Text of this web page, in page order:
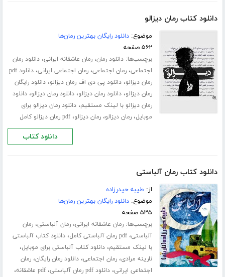
دانلود کتاب رمان دیزالو
موضوع:دانلود رایگان بهترین رمان‌ها
۵۶۲ صفحه
برچسب‌ها:دانلود رمان،رمان عاشقانه ایرانی،دانلود رمان
اجتماعی،رمان اجتماعی،رمان اجتماعی ایرانی،
دانلود pdf
رمان دیزالو،دانلود پی دی اف رمان دیزالو،دانلود رایگان
رمان دیزالو،دانلود رمان دیزالو،دانلود رمان دیزالو،دانلود
رمان دیزالو با لینک مستقیم،دانلود رمان دیزالو برای
موبایل،رمان دیزالو،رمان دیزالو،pdf رمان دیزالو کامل
دانلود کتاب
دانلود کتاب رمان آلباستی
از: طیبه حیدرزاده
موضوع:دانلود رایگان بهترین رمان‌ها
۵۳۵ صفحه
برچسب‌ها:رمان عاشقانه ایرانی،رمان آلباستی،رمان
آلباستی،pdf رمان آلباستی کامل ،دانلود کتاب آلباستی
با لینک مستقیم،دانلود کتاب آلباستی برای موبایل،
نارینه مرادی،رمان اجتماعی،دانلود رمان رایگان،رمان
اجتماعی ایرانی،دانلود pdf رمان آلباستی ،pdf عاشقانه ،